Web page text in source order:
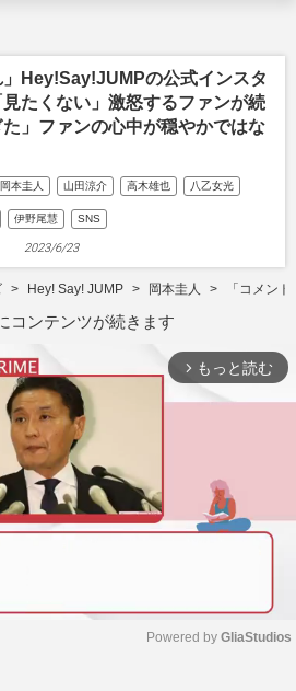
」Hey!Say!JUMPの公式インスタ
たくない」激怒するファンが続
」ファンの心中が穏やかではな
岡本圭人 山田涼介 高木雄也 八乙女光
伊野尾慧 SNS
2023/6/23
Hey! Say! JUMP 岡本圭人 「コメン
コンテンツが続きます
arrow_forward_ios もっと読む
Powered by GliaStudios